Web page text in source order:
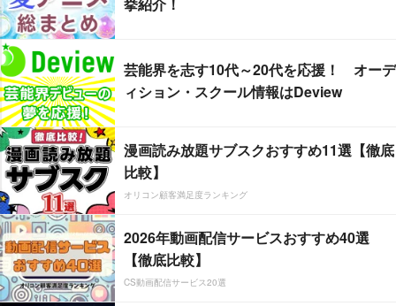
挙紹介！
芸能界を志す10代～20代を応援！ オーデ
ィション・スクール情報はDeview
漫画読み放題サブスクおすすめ11選【徹底
比較】
オリコン顧客満足度ランキング
2026年動画配信サービスおすすめ40選
【徹底比較】
CS動画配信サービス20選